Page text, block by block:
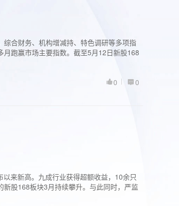
合财务、机构增减持、特色调研等多项指
跑赢市场主要指数。截至5月12日新股168
0
0
来新高。九成行业获得超额收益，10余只
新股168板块3月持续攀升。与此同时，严监